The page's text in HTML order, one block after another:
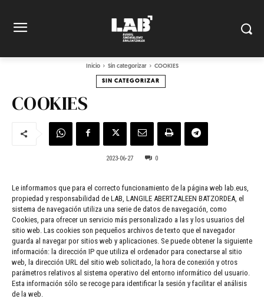
Inicio Sin categorizar COOKIES
SIN CATEGORIZAR
COOKIES
2023-06-27 0
Le informamos que para el correcto funcionamiento de la página web lab.eus,
propiedad y responsabilidad de LAB, LANGILE ABERTZALEEN BATZORDEA, el
sistema de navegación utiliza una serie de datos de navegación, como
Cookies, para ofrecer un servicio más personalizado a las y los usuarios del
sitio web. Las cookies son pequeños archivos de texto que el navegador
guarda al navegar por sitios web y aplicaciones. Se puede obtener la siguiente
información: la dirección IP que utiliza el ordenador para conectarse al sitio
web, la dirección URL del sitio web solicitado, la hora de conexión y otros
parámetros relativos al sistema operativo del entorno informático del usuario.
Esta información sólo se recoge para identificar la sesión y facilitar el análisis
de la web.